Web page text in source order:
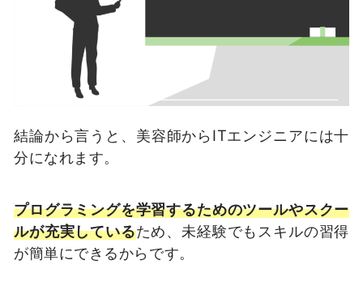
結論から言うと、美容師からITエンジニアには十
分になれます。
プログラミングを学習するためのツールやスクー
ルが充実しているため、未経験でもスキルの習得
が簡単にできるからです。